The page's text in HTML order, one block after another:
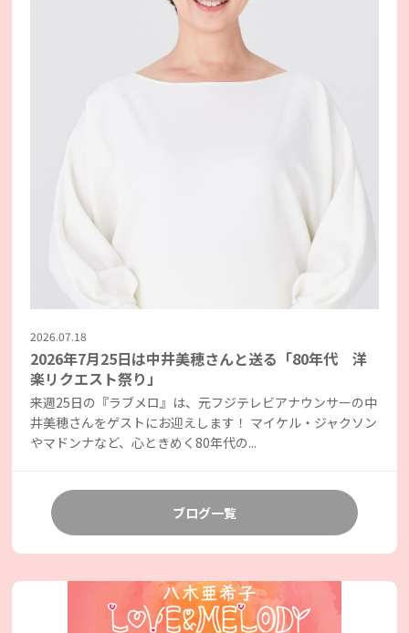
2026.07.18
2026年7月25日は中井美穂さんと送る「80年代 洋
楽リクエスト祭り」
来週25日の『ラブメロ』は、元フジテレビアナウンサーの中
井美穂さんをゲストにお迎えします！ マイケル・ジャクソン
やマドンナなど、心ときめく80年代の...
ブログ一覧